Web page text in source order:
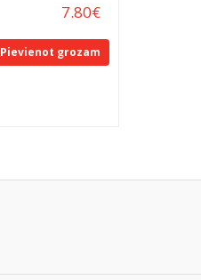
7.80€
Pievienot grozam